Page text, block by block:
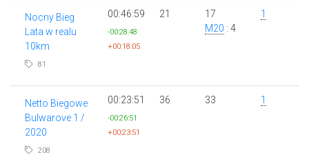
Nocny Bieg
Lata w realu
10km
81
00:46:59
-00:28:48
+00:18:05
21
17
M20 : 4
1
Netto Biegowe
Bulwarove 1 /
2020
208
00:23:51
-00:26:51
+00:23:51
36 33 1